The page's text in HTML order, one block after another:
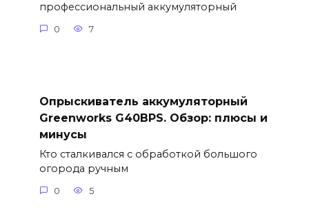
профессиональный аккумуляторный
0 7
Опрыскиватель аккумуляторный
Greenworks G40BPS. Обзор: плюсы и
минусы
Кто сталкивался с обработкой большого
огорода ручным
0 5